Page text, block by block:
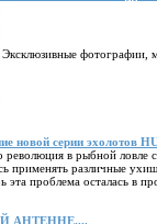
Эксклюзивные фотографии,
новой серии эхолотов
революция в рыбной
применять различные
эта проблема осталась в
АНТЕННЕ....